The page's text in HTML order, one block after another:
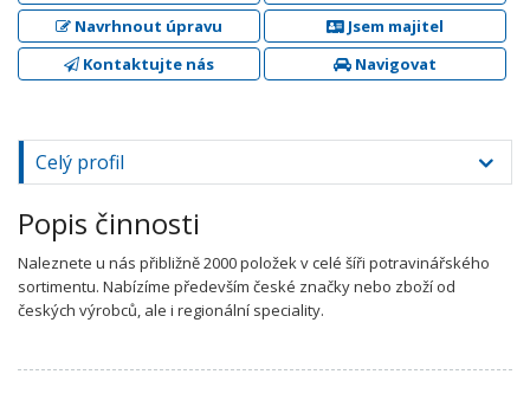
Navrhnout úpravu
Jsem majitel
Kontaktujte nás
Navigovat
Celý profil
Popis činnosti
Naleznete u nás přibližně 2000 položek v celé šíři potravinářského
sortimentu. Nabízíme především české značky nebo zboží od
českých výrobců, ale i regionální speciality.